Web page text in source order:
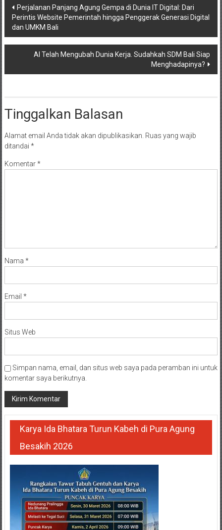
Navigasi
pos
Perjalanan Panjang Agung Gempa di Dunia IT Digital: Dari
Perintis Website Pemerintah hingga Penggerak Generasi Digital
dan UMKM Bali
AI Telah Mengubah Dunia Kerja. Sudahkah SDM Bali Siap
Menghadapinya?
Tinggalkan Balasan
Alamat email Anda tidak akan dipublikasikan. Ruas yang wajib
ditandai *
Komentar*
Nama *
Email *
Situs Web
Simpan nama, email, dan situs web saya pada peramban ini untuk
komentar saya berikutnya.
Karya Ida Bhatara Turun Kabeh di Pura Agung
Besakih 2026